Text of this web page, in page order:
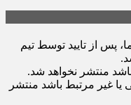
پس از تایید توسط تیم
منتشر نخواهد شد.
یا غیر مرتبط باشد منتشر